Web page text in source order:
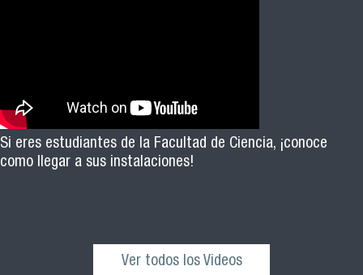
Si eres estudiantes de la Facultad de Ciencia, ¡conoce
como llegar a sus instalaciones!
Ver todos los Videos